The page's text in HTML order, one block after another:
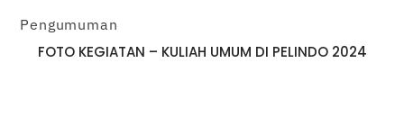
Pengumuman
FOTO KEGIATAN – KULIAH UMUM DI PELINDO 2024